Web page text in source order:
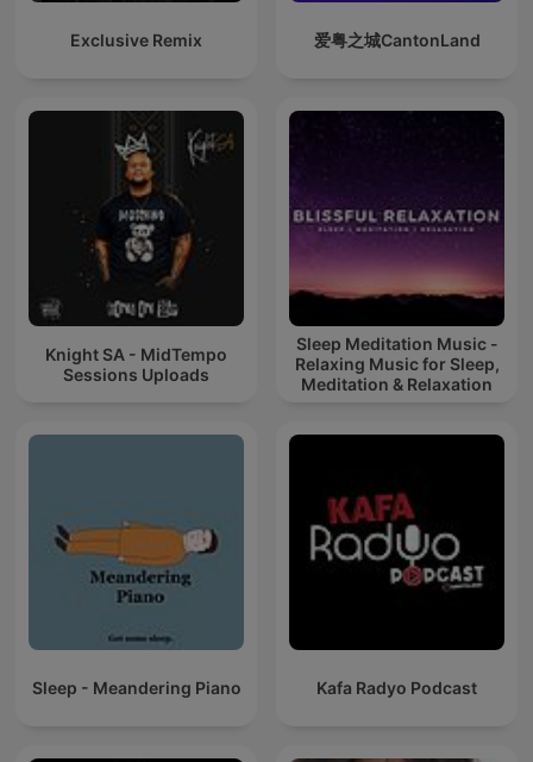
Exclusive Remix 爱粤之城CantonLand
Knight SA - MidTempo
Sessions Uploads
Sleep Meditation Music -
Relaxing Music for Sleep,
Meditation & Relaxation
Sleep - Meandering Piano Kafa Radyo Podcast